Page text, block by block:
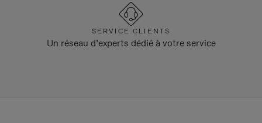
SERVICE CLIENTS
Un réseau d’experts dédié à votre service